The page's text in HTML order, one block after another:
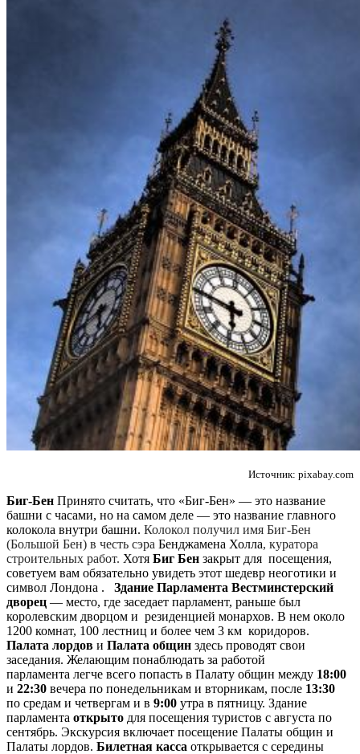
Источник: pixabay.com
Биг-Бен Принято считать, что «Биг-Бен» — это название
башни с часами, но на самом деле — это название главного
колокола внутри башни. Колокол получил имя Биг-Бен
(Большой Бен) в честь сэра Бенджамена Холла, куратора
строительных работ. Хотя Биг Бен закрыт для посещения,
советуем вам обязательно увидеть этот шедевр неоготики и
символ Лондона . Здание Парламента Вестминстерский
дворец — место, где заседает парламент, раньше был
королевским дворцом и резиденцией монархов. В нем около
1200 комнат, 100 лестниц и более чем 3 км коридоров.
Палата лордов и Палата общин здесь проводят свои
заседания. Желающим понаблюдать за работой
парламента легче всего попасть в Палату общин между 18:00
и 22:30 вечера по понедельникам и вторникам, после 13:30
по средам и четвергам и в 9:00 утра в пятницу. Здание
парламента открыто для посещения туристов с августа по
сентябрь. Экскурсия включает посещение Палаты общин и
Палаты лордов. Билетная касса открывается с середины